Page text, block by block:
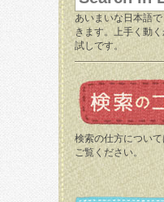
あいまいな日本語
きます。上手く動
試しです。
検索の仕方について
ご覧ください。